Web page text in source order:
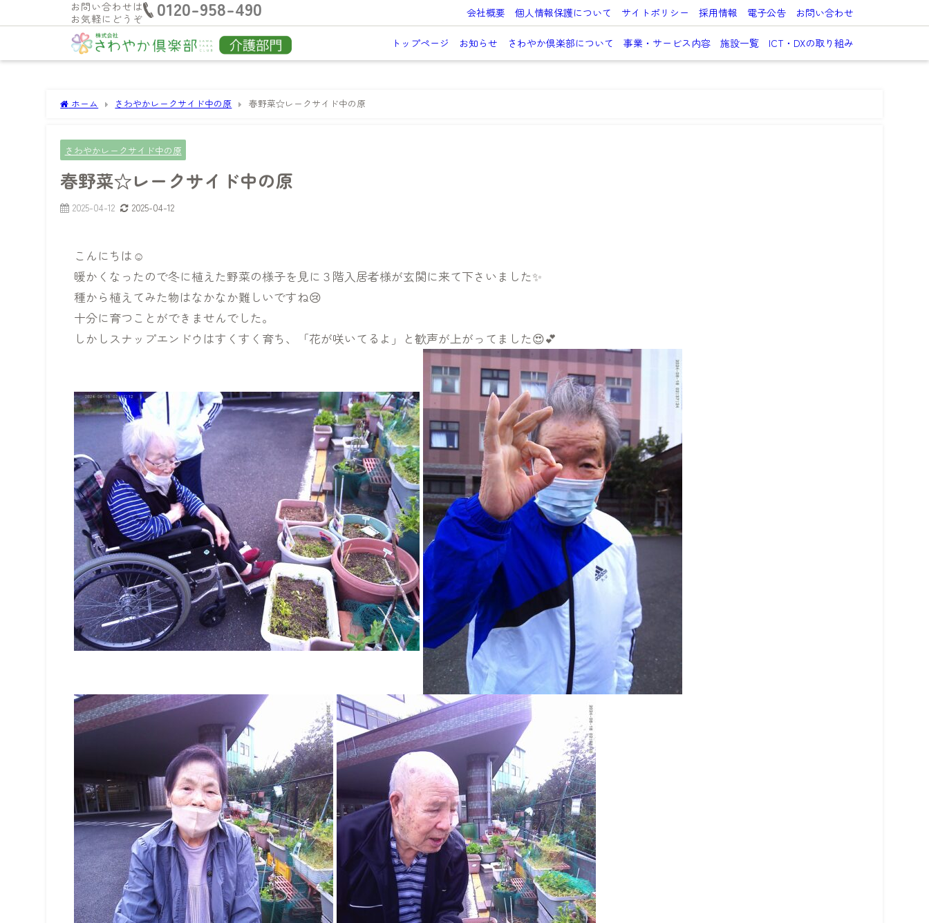
お問い合わせは
お気軽にどうぞ
0120-958-490 会社概要 個人情報保護について サイトポリシー 採用情報 電子公告 お問い合わせ
トップページ お知らせ さわやか倶楽部について 事業・サービス内容 施設一覧 ICT・DXの取り組み
ホーム さわやかレークサイド中の原 春野菜☆レークサイド中の原
さわやかレークサイド中の原
春野菜☆レークサイド中の原
2025-04-12 2025-04-12
こんにちは☺
暖かくなったので冬に植えた野菜の様子を見に３階入居者様が玄関に来て下さいました✨
種から植えてみた物はなかなか難しいですね😢
十分に育つことができませんでした。
しかしスナップエンドウはすくすく育ち、「花が咲いてるよ」と歓声が上がってました😍💕